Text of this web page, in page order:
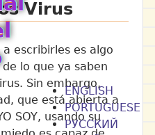
ENGLISH
PORTUGUESE
РУССКИЙ
Virus
escribirles es algo
lo que ya saben
Sin embargo,
que está abierta a
SOY, usando su